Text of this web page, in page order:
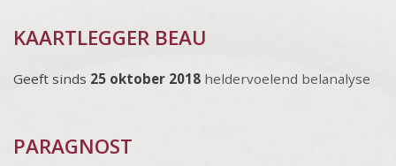
KAARTLEGGER BEAU
Geeft sinds 25 oktober 2018 heldervoelend belanalyse
PARAGNOST